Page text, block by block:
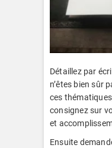
Détaillez par
n’êtes bien sûr
ces
consignez sur
et
Ensuite